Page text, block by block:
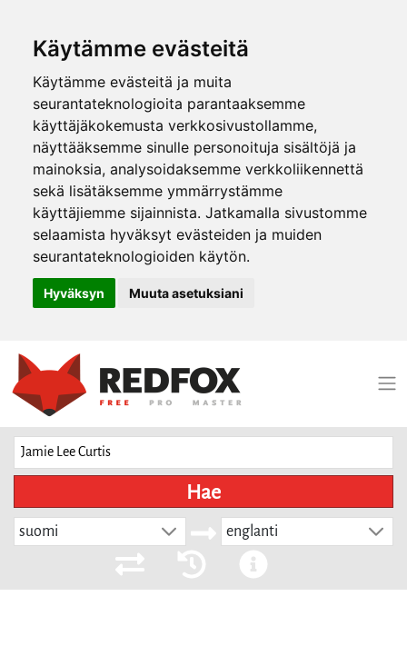
Käytämme evästeitä
Käytämme evästeitä ja muita
seurantateknologioita parantaaksemme
käyttäjäkokemusta verkkosivustollamme,
näyttääksemme sinulle personoituja sisältöjä ja
mainoksia, analysoidaksemme verkkoliikennettä
sekä lisätäksemme ymmärrystämme
käyttäjiemme sijainnista. Jatkamalla sivustomme
selaamista hyväksyt evästeiden ja muiden
seurantateknologioiden käytön.
Hyväksyn Muuta asetuksiani
Hae
suomi englanti